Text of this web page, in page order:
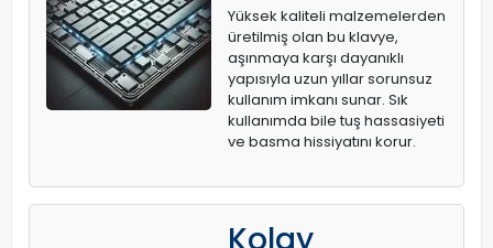
Yüksek kaliteli malzemelerden
üretilmiş olan bu klavye,
aşınmaya karşı dayanıklı
yapısıyla uzun yıllar sorunsuz
kullanım imkanı sunar. Sık
kullanımda bile tuş hassasiyeti
ve basma hissiyatını korur.